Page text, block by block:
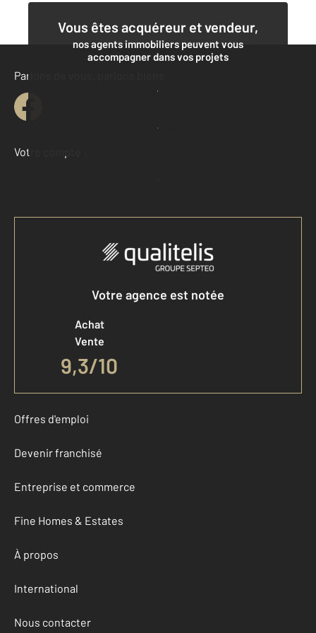
Vous êtes acquéreur et vendeur,
nos agents immobiliers peuvent vous
accompagner dans vos projets
Contacter l'agence
Demander une estimation
Parlons de vous, parlons biens
Votre compte :
Accéder à mon compte
Votre agence est notée
Achat
Vente
9,3/10
Offres d'emploi
Devenir franchisé
Entreprise et commerce
Fine Homes & Estates
À propos
International
Nous contacter